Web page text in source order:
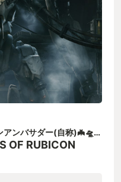
、両肩の武器のロックオ
、などなど戦闘中に管理
このような様々な管理要
て表示するようになって
闘を行っているなかで、
を行うことができるの
もよいだろう。 発売直後
いびつであり、お世辞に
ったのだが、発売2週間後
スのモーション修正が進
初期バージョンの理不尽
く感じると思うが、消費
った。 ■残念だったとこ
バットダディschach@バットマンアンバサダー(自称)🦇🛸💜🎖️💫
OF RUBICON